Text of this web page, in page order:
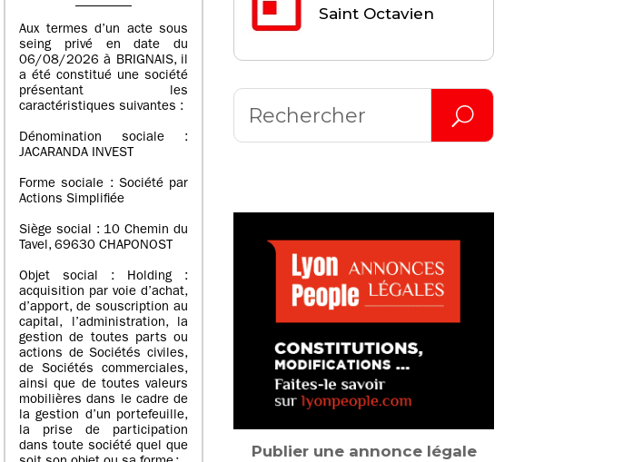
Aux termes d’un acte sous
seing privé en date du
06/08/2026 à BRIGNAIS, il
a été constitué une société
présentant les
caractéristiques suivantes :
Dénomination sociale :
JACARANDA INVEST
Forme sociale : Société par
Actions Simplifiée
Siège social : 10 Chemin du
Tavel, 69630 CHAPONOST
Objet social : Holding :
acquisition par voie d’achat,
d’apport, de souscription au
capital, l’administration, la
gestion de toutes parts ou
actions de Sociétés civiles,
de Sociétés commerciales,
ainsi que de toutes valeurs
mobilières dans le cadre de
la gestion d’un portefeuille,
la prise de participation
dans toute société quel que
Saint Octavien
Publier une annonce légale